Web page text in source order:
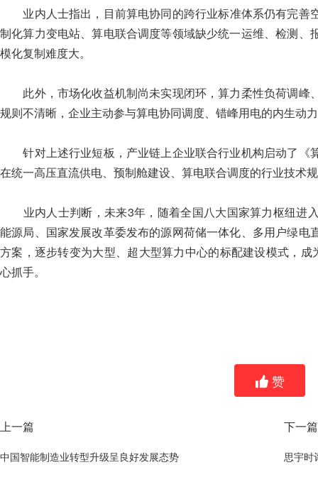
业内人士指出，目前算电协同的跨行业标准体系仍有完善
制化算力变电站、算电联合调度等领域缺少统一运维、检测
模化复制难度大。
此外，市场化收益机制尚未实现闭环，算力柔性负荷调峰
规则不清晰，企业主动参与算电协同调度、错峰用电的内生动
针对上述行业短板，产业链上企业联合行业机构启动了《
在统一高压直流供电、预制舱建设、算电联合调度的行业技术
业内人士判断，未来3年，随着全国八大国家算力枢纽进
能源局、国家发展改革委发布的源网荷储一体化、多用户绿
方案，逐步转变为大型、超大型算力中心的标配建设模式，
心抓手。
赞
上一篇
中国智能制造业转型升级呈良好发展态势
下一篇